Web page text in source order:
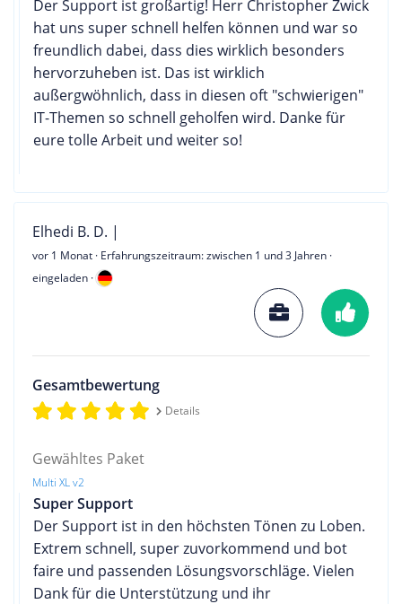
Der Support ist großartig! Herr Christopher Zwick
hat uns super schnell helfen können und war so
freundlich dabei, dass dies wirklich besonders
hervorzuheben ist. Das ist wirklich
außergwöhnlich, dass in diesen oft "schwierigen"
IT-Themen so schnell geholfen wird. Danke für
eure tolle Arbeit und weiter so!
Elhedi B. D. |
vor 1 Monat · Erfahrungszeitraum: zwischen 1 und 3 Jahren ·
eingeladen ·
Gesamtbewertung
Details
Gewähltes Paket
Multi XL v2
Super Support
Der Support ist in den höchsten Tönen zu Loben.
Extrem schnell, super zuvorkommend und bot
faire und passenden Lösungsvorschläge. Vielen
Dank für die Unterstützung und ihr